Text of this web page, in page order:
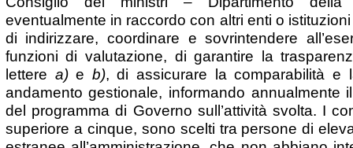
eventualmente in raccordo con altri enti o
di indirizzare, coordinare e sovrintendere
funzioni di valutazione, di garantire la
lettere a)e b), di assicurare la comparabilità e
andamento gestionale, informando annualmente
del programma di Governo sull’attività svolta. I
superiore a cinque, sono scelti tra persone di